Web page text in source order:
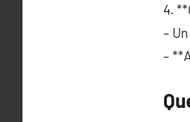
4.
–
–